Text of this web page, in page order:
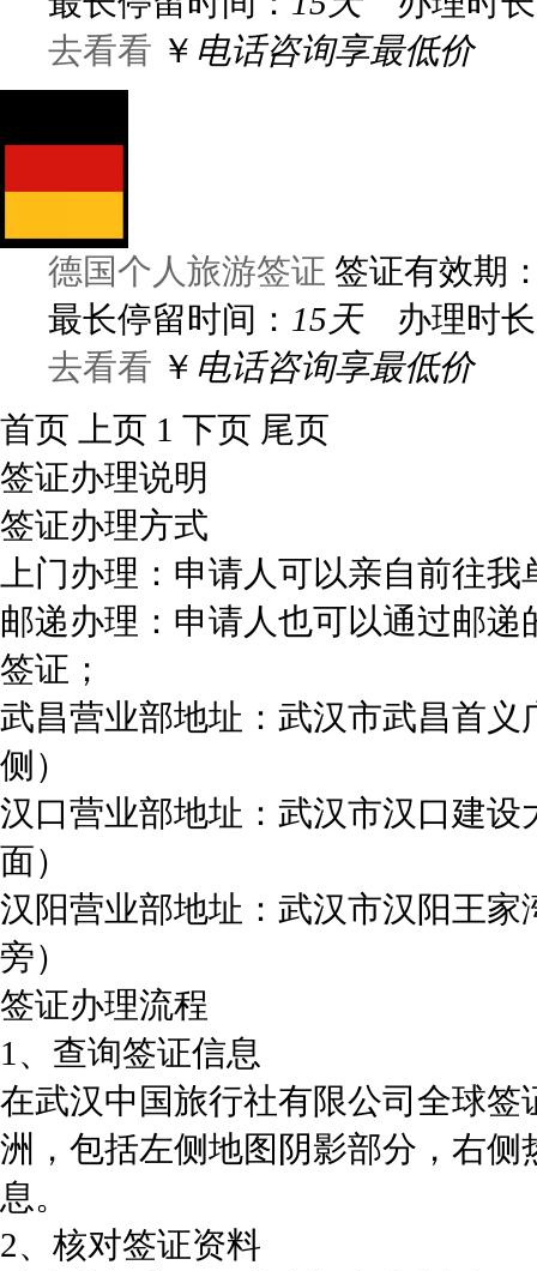
去看看 ￥ 电话咨询享最低价
德国个人旅游签证 签证有效期
最长停留时间： 15天办理时长
去看看 ￥ 电话咨询享最低价
首页
上页 1 下页 尾页
签证办理说明
签证办理方式
上门办理：申请人可以亲自前往
邮递办理：申请人也可以通过邮
签证；
武昌营业部地址：武汉市武昌首
侧）
汉口营业部地址：武汉市汉口建
面）
汉阳营业部地址：武汉市汉阳王
旁）
签证办理流程
1、查询签证信息
在武汉中国旅行社有限公司全球
洲，包括左侧地图阴影部分，右
息。
2、核对签证资料